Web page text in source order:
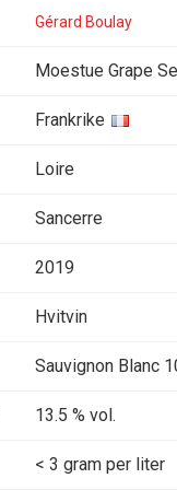
Gérard Boulay
Moestue Grape
Frankrike
Loire
Sancerre
2019
Hvitvin
Sauvignon Blanc
13.5 % vol.
< 3 gram per liter